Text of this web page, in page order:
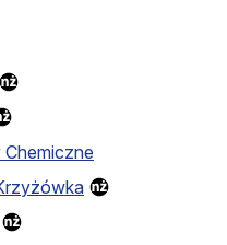
Chemiczne